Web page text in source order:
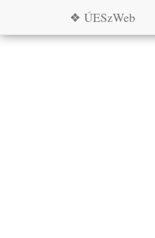
❖ ÚESzWeb